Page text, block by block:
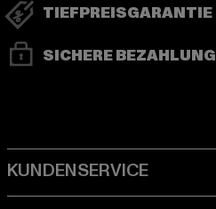
TIEFPREISGARANTIE
SICHERE BEZAHLUNG